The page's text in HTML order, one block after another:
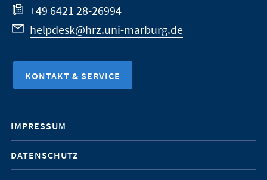
+49 6421 28-26994
helpdesk@hrz.uni-marburg.de
KONTAKT & SERVICE
Mobile-
Service-
Navigation
IMPRESSUM
DATENSCHUTZ